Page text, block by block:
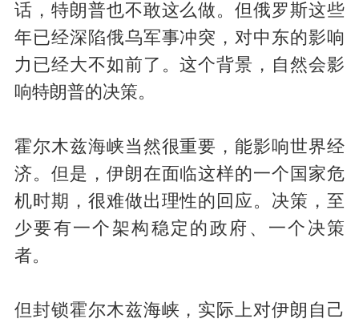
话，特朗普也不敢这么做。但俄罗斯这些
年已经深陷俄乌军事冲突，对中东的影响
力已经大不如前了。这个背景，自然会影
响特朗普的决策。
霍尔木兹海峡当然很重要，能影响世界经
济。但是，伊朗在面临这样的一个国家危
机时期，很难做出理性的回应。 决策，至
少要有一个架构稳定的政府、一个决策
者。
但封锁霍尔木兹海峡，实际上对伊朗自己